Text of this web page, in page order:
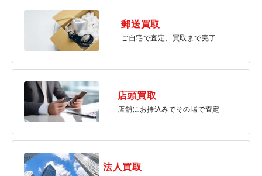
郵送買取
ご自宅で査定、買取まで完了
店頭買取
店舗にお持込みでその場で査定
法人買取